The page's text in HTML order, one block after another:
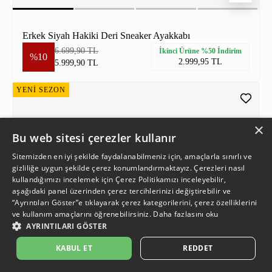
Erkek Siyah Hakiki Deri Sneaker Ayakkabı
%10
6.699,90 TL
5.999,90 TL
İkinci Ürüne %50 İndirim
2.999,95 TL
YENİ SEZON
×
Bu web sitesi çerezler kullanır
Sitemizden en iyi şekilde faydalanabilmeniz için, amaçlarla sınırlı ve
gizliliğe uygun şekilde çerez konumlandırmaktayız. Çerezleri nasıl
kullandığımızı incelemek içinÇerez Politikamızı inceleyebilir,
aşağıdaki panel üzerinden çerez tercihlerinizi değiştirebilir ve
“Ayrıntıları Göster”e tıklayarak çerez kategorilerini, çerez özelliklerini
ve kullanım amaçlarını öğrenebilirsiniz. Daha fazlasını oku
AYRINTILARI GÖSTER
KABUL ET REDDET